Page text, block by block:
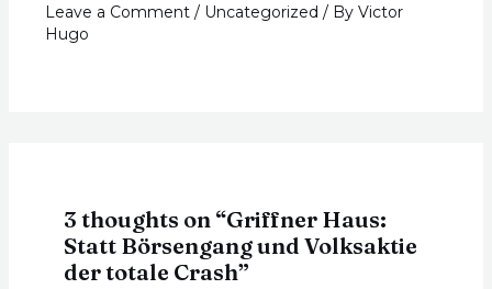
Leave a Comment / Uncategorized / ByVictor
Hugo
3 thoughts on “Griffner Haus:
Statt Börsengang und Volksaktie
der totale Crash”